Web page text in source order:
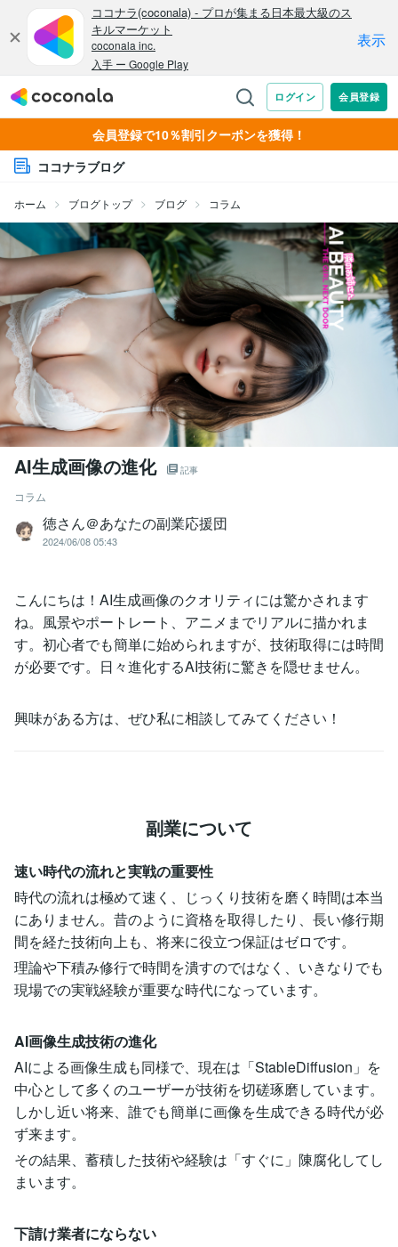
会員登録で10％割引クーポンを獲得！
ココナラブログ
ホーム ブログトップ ブログ コラム
AI生成画像の進化 記事
コラム
徳さん＠あなたの副業応援団
2024/06/08 05:43
こんにちは！AI生成画像のクオリティには驚かされます
ね。風景やポートレート、アニメまでリアルに描かれま
す。初心者でも簡単に始められますが、技術取得には時間
が必要です。日々進化するAI技術に驚きを隠せません。
興味がある方は、ぜひ私に相談してみてください！
副業について
速い時代の流れと実戦の重要性
時代の流れは極めて速く、じっくり技術を磨く時間は本当
にありません。昔のように資格を取得したり、長い修行期
間を経た技術向上も、将来に役立つ保証はゼロです。
理論や下積み修行で時間を潰すのではなく、いきなりでも
現場での実戦経験が重要な時代になっています。
AI画像生成技術の進化
AIによる画像生成も同様で、現在は「StableDiffusion」を
中心として多くのユーザーが技術を切磋琢磨しています。
しかし近い将来、誰でも簡単に画像を生成できる時代が必
ず来ます。
その結果、蓄積した技術や経験は「すぐに」陳腐化してし
まいます。
下請け業者にならない